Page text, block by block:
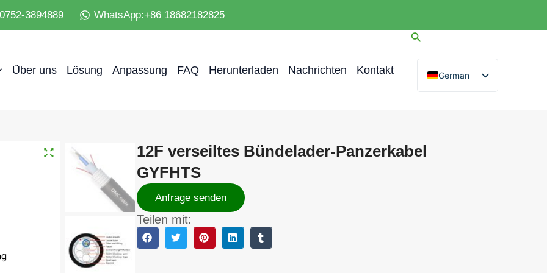
3894889 WhatsApp:+86 18682182825
Über uns Lösung Anpassung FAQ Herunterladen Nachrichten Kontakt
German
English
12F verseiltes Bündelader-Panzerkabel
GYFHTS
Anfrage senden
Teilen mit: